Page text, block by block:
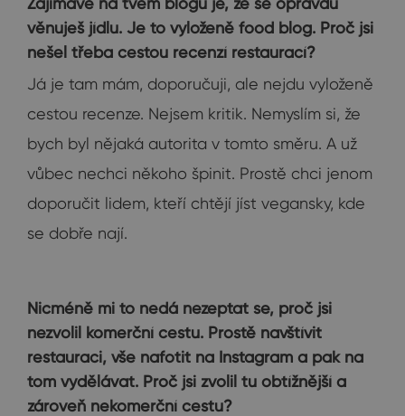
věnuješ jídlu. Je to vyloženě food blog. Proč jsi
nešel třeba cestou recenzí restaurací?
Já je tam mám, doporučuji, ale nejdu vyloženě
cestou recenze. Nejsem kritik. Nemyslím si, že
bych byl nějaká autorita v tomto směru. A už
vůbec nechci někoho špinit. Prostě chci jenom
doporučit lidem, kteří chtějí jíst vegansky, kde
se dobře nají.
Nicméně mi to nedá nezeptat se, proč jsi
nezvolil komerční cestu. Prostě navštívit
restauraci, vše nafotit na Instagram a pak na
tom vydělávat. Proč jsi zvolil tu obtížnější a
zároveň nekomerční cestu?